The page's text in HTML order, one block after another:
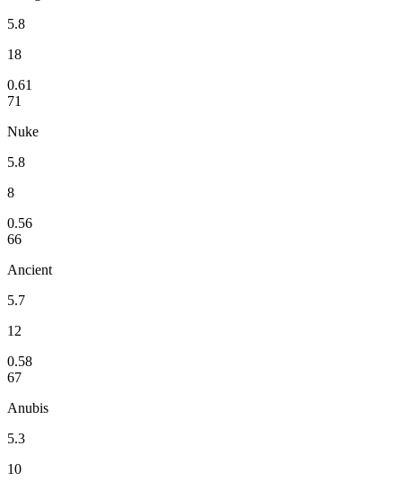
5.8
18
0.61
71
Nuke
5.8
8
0.56
66
Ancient
5.7
12
0.58
67
Anubis
5.3
10